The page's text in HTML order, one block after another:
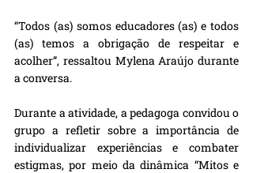
“Todos (as) somos educadores (as) e todos
(as) temos a obrigação de respeitar e
acolher”, ressaltou Mylena Araújo durante
a conversa.
Durante a atividade, a pedagoga convidou o
grupo a refletir sobre a importância de
individualizar experiências e combater
estigmas, por meio da dinâmica “Mitos e